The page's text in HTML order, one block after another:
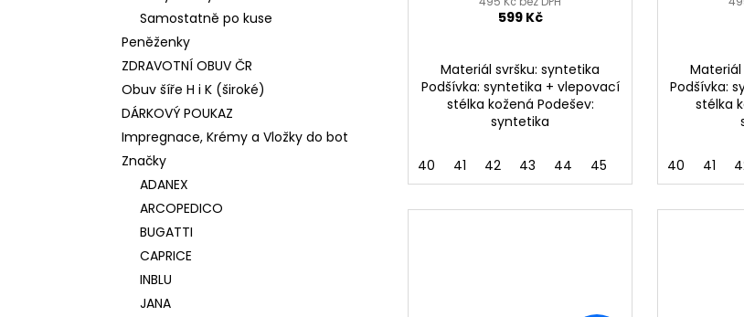
Samostatně po kuse
Peněženky
ZDRAVOTNÍ OBUV ČR
Obuv šíře H i K (široké)
DÁRKOVÝ POUKAZ
Impregnace, Krémy a Vložky do bot
Značky
ADANEX
ARCOPEDICO
BUGATTI
CAPRICE
INBLU
JANA
599 Kč
Materiál svršku: syntetika
Podšívka: syntetika + vlepovací
stélka kožená Podešev:
syntetika
40 41 42 43 44 45
Podšívka:
stélka
40 41